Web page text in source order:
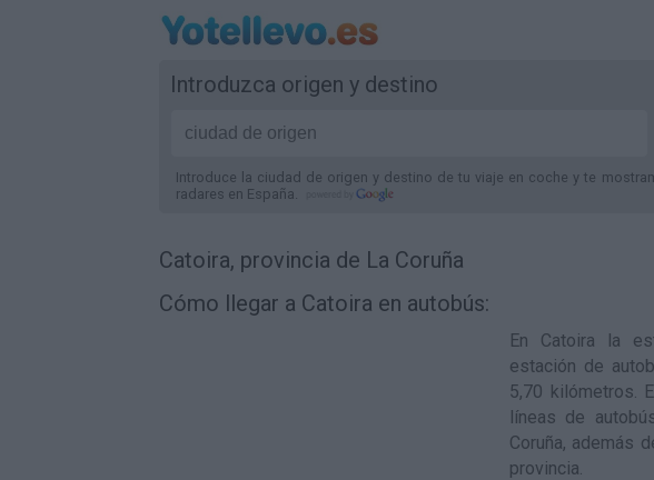
Introduzca origen y destino
Introduce la ciudad de origen y destino de tu viaje en coche y te
radares en España.
Catoira, provincia de La Coruña
Cómo llegar a Catoira en autobús:
En Catoira la
estación de
5,70 kilómetros.
líneas de
Coruña, además
provincia.